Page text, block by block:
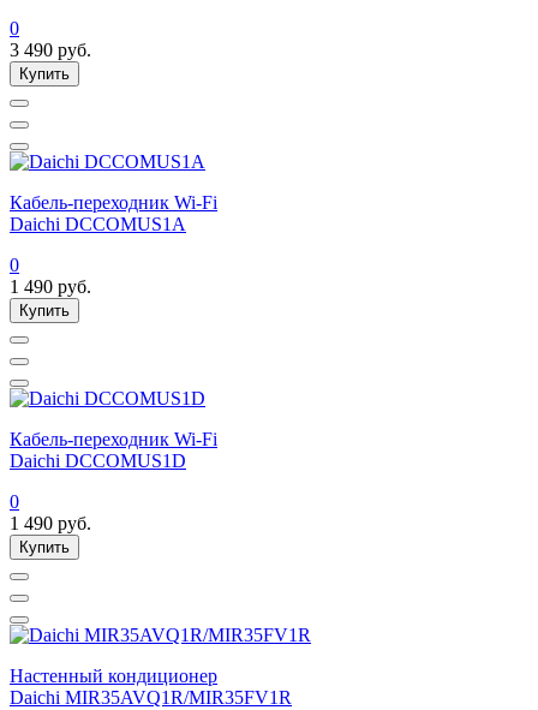
0
3 490 руб.
Купить
Кабель-переходник Wi-Fi
Daichi DCCOMUS1A
0
1 490 руб.
Купить
Кабель-переходник Wi-Fi
Daichi DCCOMUS1D
0
1 490 руб.
Купить
Настенный кондиционер
Daichi MIR35AVQ1R/MIR35FV1R